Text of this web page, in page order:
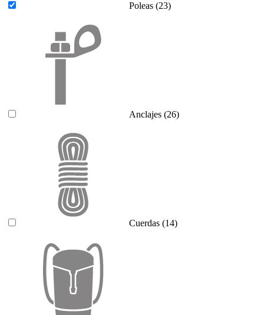
Poleas (23)
Anclajes (26)
Cuerdas (14)